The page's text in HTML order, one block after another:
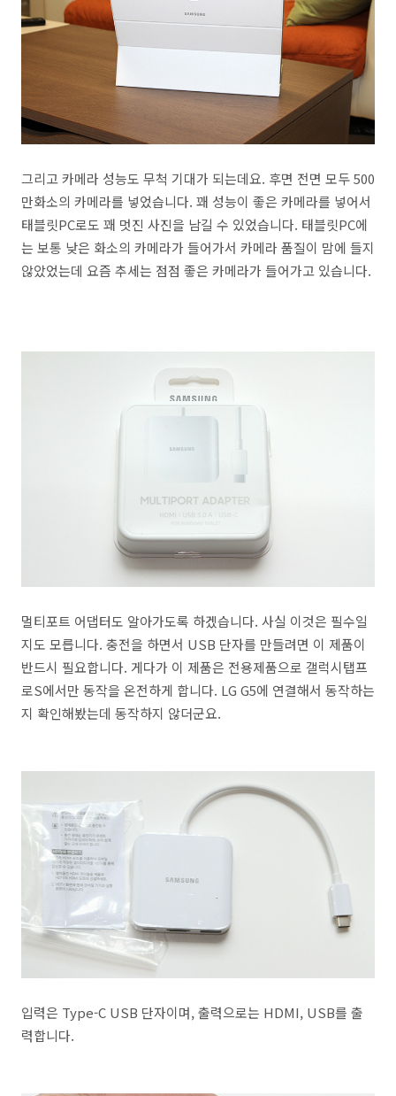
그리고 카메라 성능도 무척 기대가 되는데요. 후면 전면 모두 500
만화소의 카메라를 넣었습니다. 꽤 성능이 좋은 카메라를 넣어서
태블릿PC로도 꽤 멋진 사진을 남길 수 있었습니다. 태블릿PC에
는 보통 낮은 화소의 카메라가 들어가서 카메라 품질이 맘에 들지
않았었는데 요즘 추세는 점점 좋은 카메라가 들어가고 있습니다.
멀티포트 어댑터도 알아가도록 하겠습니다. 사실 이것은 필수일
지도 모릅니다. 충전을 하면서 USB 단자를 만들려면 이 제품이
반드시 필요합니다. 게다가 이 제품은 전용제품으로 갤럭시탭프
로S에서만 동작을 온전하게 합니다. LG G5에 연결해서 동작하는
지 확인해봤는데 동작하지 않더군요.
입력은 Type-C USB 단자이며, 출력으로는 HDMI, USB를 출
력합니다.